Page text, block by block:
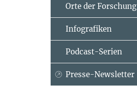
Orte der Forschung
Infografiken
Podcast-Serien
Presse-Newsletter